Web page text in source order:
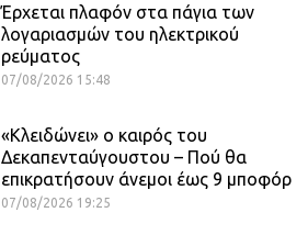
Έρχεται πλαφόν στα πάγια των
λογαριασμών του ηλεκτρικού
ρεύματος
07/08/2026 15:48
«Κλειδώνει» ο καιρός του
Δεκαπενταύγουστου – Πού θα
επικρατήσουν άνεμοι έως 9 μποφόρ
07/08/2026 19:25